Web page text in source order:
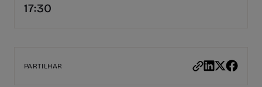
17:30
PARTILHAR